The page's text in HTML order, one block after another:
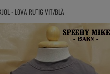
- LOVA RUTIG VIT/BLÅ